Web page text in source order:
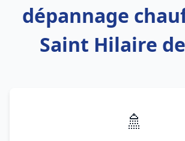
dépannage
Saint Hilaire
🚿